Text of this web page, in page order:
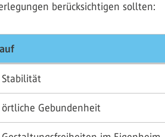
berücksichtigen sollten:
Stabilität
Gebundenheit